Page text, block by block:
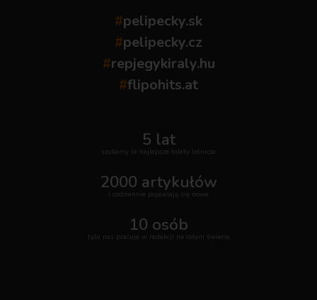
#pelipecky.sk
#pelipecky.cz
#repjegykiraly.hu
#flipohits.at
5 lat
szukamy te najlepsze bilety lotnicze
2000 artykułów
i codziennie pojawiają się nowe
10 osób
tylu nas pracuje w redakcji na całym świecie